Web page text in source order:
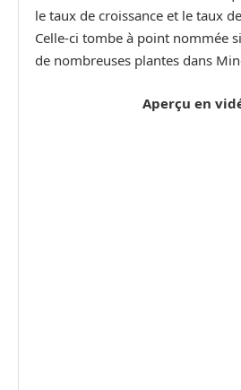
le taux de croissance et le taux
Celle-ci tombe à point nommée
de nombreuses plantes dans
Aperçu en